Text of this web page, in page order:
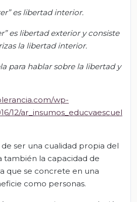
es libertad interior.
es libertad exterior y consiste
la libertad interior.
para hablar sobre la libertad y
wp-
12/ar_insumos_educvaescuel
ser una cualidad propia del
también la capacidad de
que se concrete en una
como personas.